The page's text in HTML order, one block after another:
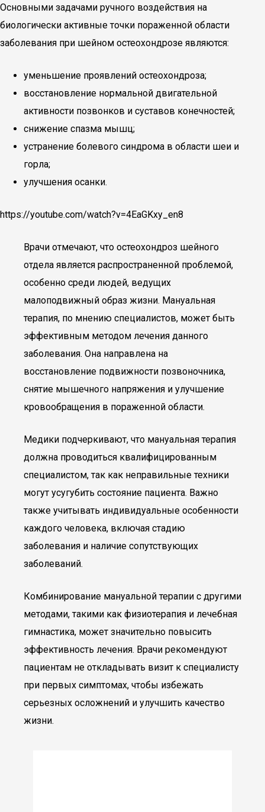
Основными задачами ручного воздействия на
биологически активные точки пораженной области
заболевания при шейном остеохондрозе являются:
уменьшение проявлений остеохондроза;
восстановление нормальной двигательной
активности позвонков и суставов конечностей;
снижение спазма мышц;
устранение болевого синдрома в области шеи и
горла;
улучшения осанки.
https://youtube.com/watch?v=4EaGKxy_en8
Врачи отмечают, что остеохондроз шейного
отдела является распространенной проблемой,
особенно среди людей, ведущих
малоподвижный образ жизни. Мануальная
терапия, по мнению специалистов, может быть
эффективным методом лечения данного
заболевания. Она направлена на
восстановление подвижности позвоночника,
снятие мышечного напряжения и улучшение
кровообращения в пораженной области.
Медики подчеркивают, что мануальная терапия
должна проводиться квалифицированным
специалистом, так как неправильные техники
могут усугубить состояние пациента. Важно
также учитывать индивидуальные особенности
каждого человека, включая стадию
заболевания и наличие сопутствующих
заболеваний.
Комбинирование мануальной терапии с другими
методами, такими как физиотерапия и лечебная
гимнастика, может значительно повысить
эффективность лечения. Врачи рекомендуют
пациентам не откладывать визит к специалисту
при первых симптомах, чтобы избежать
серьезных осложнений и улучшить качество
жизни.